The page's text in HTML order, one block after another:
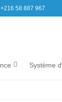
58 887 967
Système